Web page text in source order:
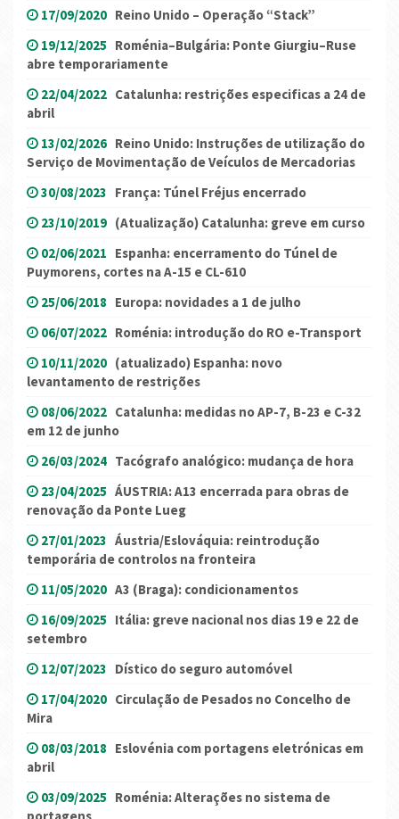
17/09/2020 Reino Unido – Operação “Stack”
19/12/2025 Roménia–Bulgária: Ponte Giurgiu–Ruse
abre temporariamente
22/04/2022 Catalunha: restrições especificas a 24 de
abril
13/02/2026 Reino Unido: Instruções de utilização do
Serviço de Movimentação de Veículos de Mercadorias
30/08/2023 França: Túnel Fréjus encerrado
23/10/2019 (Atualização) Catalunha: greve em curso
02/06/2021 Espanha: encerramento do Túnel de
Puymorens, cortes na A-15 e CL-610
25/06/2018 Europa: novidades a 1 de julho
06/07/2022 Roménia: introdução do RO e-Transport
10/11/2020 (atualizado) Espanha: novo
levantamento de restrições
08/06/2022 Catalunha: medidas no AP-7, B-23 e C-32
em 12 de junho
26/03/2024 Tacógrafo analógico: mudança de hora
23/04/2025 ÁUSTRIA: A13 encerrada para obras de
renovação da Ponte Lueg
27/01/2023 Áustria/Eslováquia: reintrodução
temporária de controlos na fronteira
11/05/2020 A3 (Braga): condicionamentos
16/09/2025 Itália: greve nacional nos dias 19 e 22 de
setembro
12/07/2023 Dístico do seguro automóvel
17/04/2020 Circulação de Pesados no Concelho de
Mira
08/03/2018 Eslovénia com portagens eletrónicas em
abril
03/09/2025 Roménia: Alterações no sistema de